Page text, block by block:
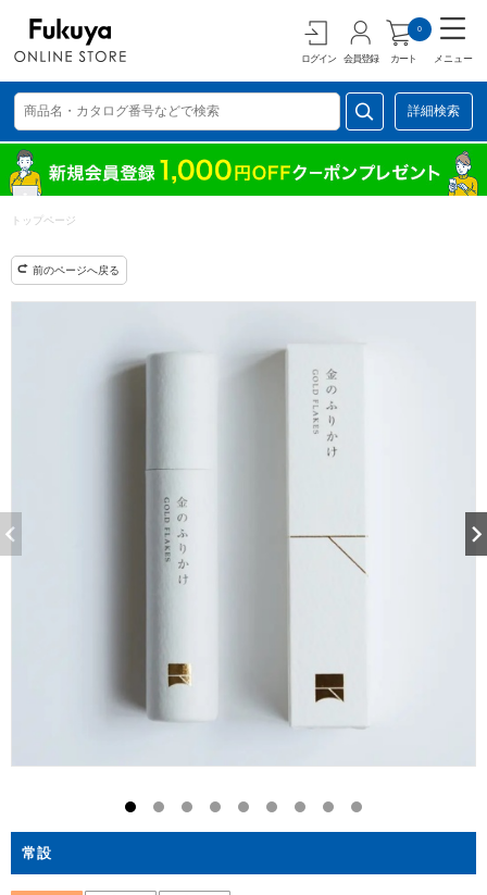
ログイン 会員登録 カート
0
メニュー
詳細検索
トップページ
前のページへ戻る
常設